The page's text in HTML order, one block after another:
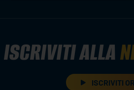
ISCRIVITI ALLA
ISCRIVITI